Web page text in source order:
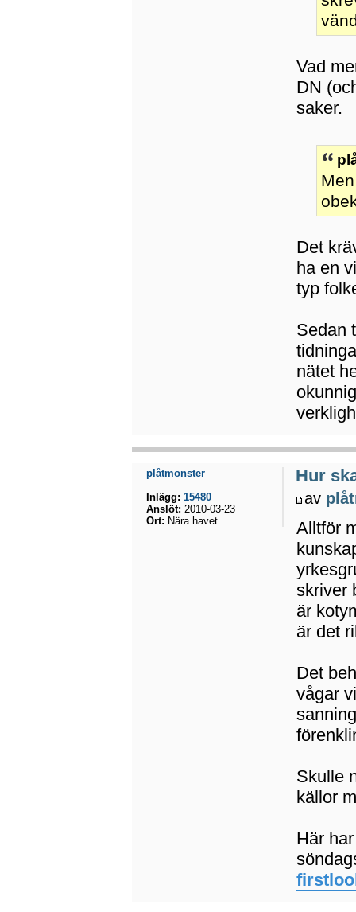
Vad
DN
saker.
Det
ha en
typ
Sedan
nätet
Hur
av
Alltför
skriver
är
är det
Det
vågar
Skulle
källor
Här
plåtmonster
Inlägg: 15480
Anslöt: 2010-03-23
Ort: Nära havet